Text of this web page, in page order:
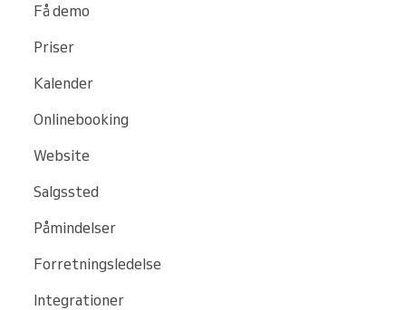
Få demo
Priser
Kalender
Onlinebooking
Website
Salgssted
Påmindelser
Forretningsledelse
Integrationer